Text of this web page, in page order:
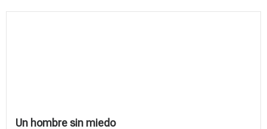
Un hombre sin miedo